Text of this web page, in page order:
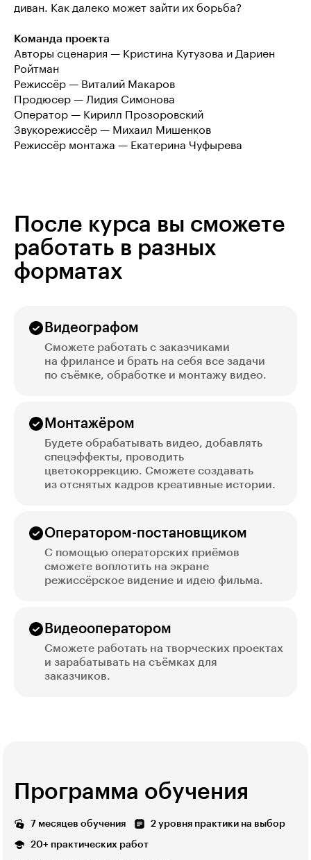
диван. Как далеко может зайти их борьба?
Команда проекта
Авторы сценария — Кристина Кутузова и Дариен
Ройтман
Режиссёр — Виталий Макаров
Продюсер — Лидия Симонова
Оператор — Кирилл Прозоровский
Звукорежиссёр — Михаил Мишенков
Режиссёр монтажа — Екатерина Чуфырева
После курса вы сможете
работать в разных
форматах
Видеографом
Сможете работать с заказчиками
на фрилансе и брать на себя все задачи
по съёмке, обработке и монтажу видео.
Монтажёром
Будете обрабатывать видео, добавлять
спецэффекты, проводить
цветокоррекцию. Сможете создавать
из отснятых кадров креативные истории.
Оператором-постановщиком
С помощью операторских приёмов
сможете воплотить на экране
режиссёрское видение и идею фильма.
Видеооператором
Сможете работать на творческих проектах
и зарабатывать на съёмках для
заказчиков.
Программа обучения
7 месяцев обучения 2 уровня практики на выбор
20+ практических работ